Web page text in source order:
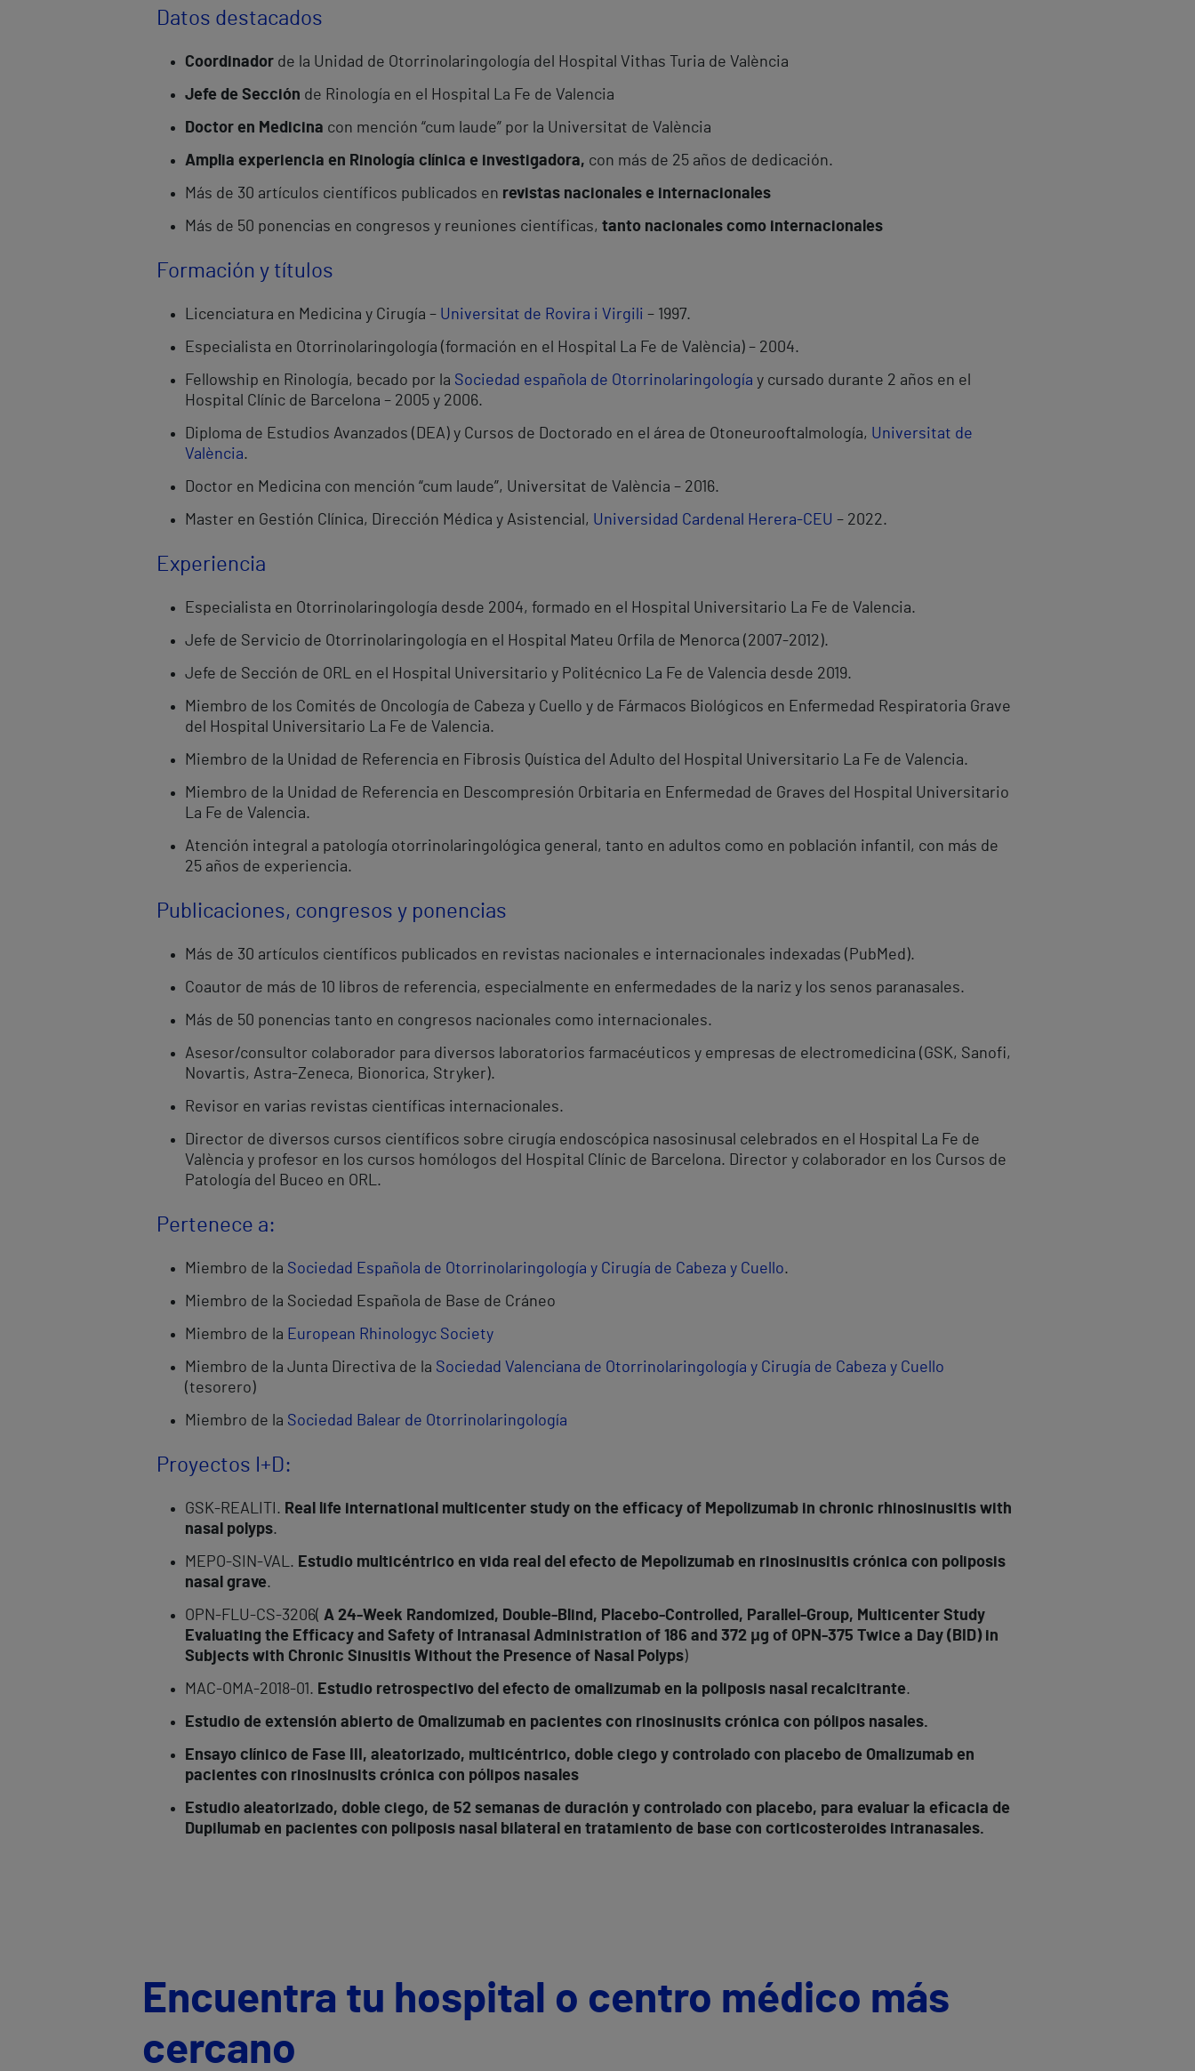
Datos destacados
Coordinador de la Unidad de Otorrinolaringología del Hospital Vithas Turia de València
Jefe de Sección de Rinología en el Hospital La Fe de Valencia
Doctor en Medicina con mención “cum laude” por la Universitat de València
Amplia experiencia en Rinología clínica e investigadora, con más de 25 años de dedicación.
Más de 30 artículos científicos publicados en revistas nacionales e internacionales
Más de 50 ponencias en congresos y reuniones científicas, tanto nacionales como internacionales
Formación y títulos
Licenciatura en Medicina y Cirugía – Universitat de Rovira i Virgili – 1997.
Especialista en Otorrinolaringología (formación en el Hospital La Fe de València) – 2004.
Fellowship en Rinología, becado por la Sociedad española de Otorrinolaringología y cursado durante 2 años en el
Hospital Clínic de Barcelona – 2005 y 2006.
Diploma de Estudios Avanzados (DEA) y Cursos de Doctorado en el área de Otoneurooftalmología, Universitat de
València.
Doctor en Medicina con mención “cum laude”, Universitat de València – 2016.
Master en Gestión Clínica, Dirección Médica y Asistencial, Universidad Cardenal Herera-CEU – 2022.
Experiencia
Especialista en Otorrinolaringología desde 2004, formado en el Hospital Universitario La Fe de Valencia.
Jefe de Servicio de Otorrinolaringología en el Hospital Mateu Orfila de Menorca (2007-2012).
Jefe de Sección de ORL en el Hospital Universitario y Politécnico La Fe de Valencia desde 2019.
Miembro de los Comités de Oncología de Cabeza y Cuello y de Fármacos Biológicos en Enfermedad Respiratoria Grave
del Hospital Universitario La Fe de Valencia.
Miembro de la Unidad de Referencia en Fibrosis Quística del Adulto del Hospital Universitario La Fe de Valencia.
Miembro de la Unidad de Referencia en Descompresión Orbitaria en Enfermedad de Graves del Hospital Universitario
La Fe de Valencia.
Atención integral a patología otorrinolaringológica general, tanto en adultos como en población infantil, con más de
25 años de experiencia.
Publicaciones, congresos y ponencias
Más de 30 artículos científicos publicados en revistas nacionales e internacionales indexadas (PubMed).
Coautor de más de 10 libros de referencia, especialmente en enfermedades de la nariz y los senos paranasales.
Más de 50 ponencias tanto en congresos nacionales como internacionales.
Asesor/consultor colaborador para diversos laboratorios farmacéuticos y empresas de electromedicina (GSK, Sanofi,
Novartis, Astra-Zeneca, Bionorica, Stryker).
Revisor en varias revistas científicas internacionales.
Director de diversos cursos científicos sobre cirugía endoscópica nasosinusal celebrados en el Hospital La Fe de
València y profesor en los cursos homólogos del Hospital Clínic de Barcelona. Director y colaborador en los Cursos de
Patología del Buceo en ORL.
Pertenece a:
Miembro de la Sociedad Española de Otorrinolaringología y Cirugía de Cabeza y Cuello.
Miembro de la Sociedad Española de Base de Cráneo
Miembro de la European Rhinologyc Society
Miembro de la Junta Directiva de la Sociedad Valenciana de Otorrinolaringología y Cirugía de Cabeza y Cuello
(tesorero)
Miembro de la Sociedad Balear de Otorrinolaringología
Proyectos I+D:
GSK-REALITI. Real life international multicenter study on the efficacy of Mepolizumab in chronic rhinosinusitis with
nasal polyps.
MEPO-SIN-VAL. Estudio multicéntrico en vida real del efecto de Mepolizumab en rinosinusitis crónica con poliposis
nasal grave.
OPN-FLU-CS-3206( A 24-Week Randomized, Double-Blind, Placebo-Controlled, Parallel-Group, Multicenter Study
Evaluating the Efficacy and Safety of Intranasal Administration of 186 and 372 μg of OPN-375 Twice a Day (BID) in
Subjects with Chronic Sinusitis Without the Presence of Nasal Polyps)
MAC-OMA-2018-01. Estudio retrospectivo del efecto de omalizumab en la poliposis nasal recalcitrante.
Estudio de extensión abierto de Omalizumab en pacientes con rinosinusits crónica con pólipos nasales.
Ensayo clínico de Fase III, aleatorizado, multicéntrico, doble ciego y controlado con placebo de Omalizumab en
pacientes con rinosinusits crónica con pólipos nasales
Estudio aleatorizado, doble ciego, de 52 semanas de duración y controlado con placebo, para evaluar la eficacia de
Dupilumab en pacientes con poliposis nasal bilateral en tratamiento de base con corticosteroides intranasales.
Encuentra tu hospital o centro médico más
cercano